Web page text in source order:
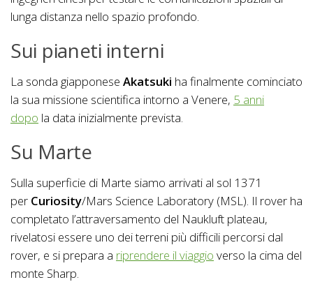
lunga distanza nello spazio profondo.
Sui pianeti interni
La sonda giapponese Akatsuki ha finalmente cominciato
la sua missione scientifica intorno a Venere, 5 anni
dopo la data inizialmente prevista.
Su Marte
Sulla superficie di Marte siamo arrivati al sol 1371
per Curiosity/Mars Science Laboratory (MSL). Il rover ha
completato l’attraversamento del Naukluft plateau,
rivelatosi essere uno dei terreni più difficili percorsi dal
rover, e si prepara a riprendere il viaggio verso la cima del
monte Sharp.